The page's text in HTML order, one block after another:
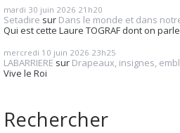
mardi 30 juin 2026 21h20
Setadire sur Dans le monde et dans
Qui est cette Laure TOGRAF dont on
mercredi 10 juin 2026 23h25
LABARRIERE sur Drapeaux, insignes,
Vive le Roi
Rechercher